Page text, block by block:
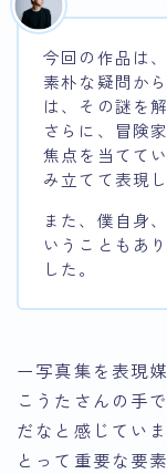
今回の作品は
素朴な疑問か
は、その謎を
さらに、冒険
焦点を当てて
み立てて表現
また、僕自身
いうこともあ
した。
ー写真集を表現
こうたさんの手
だなと感じてい
とって重要な要